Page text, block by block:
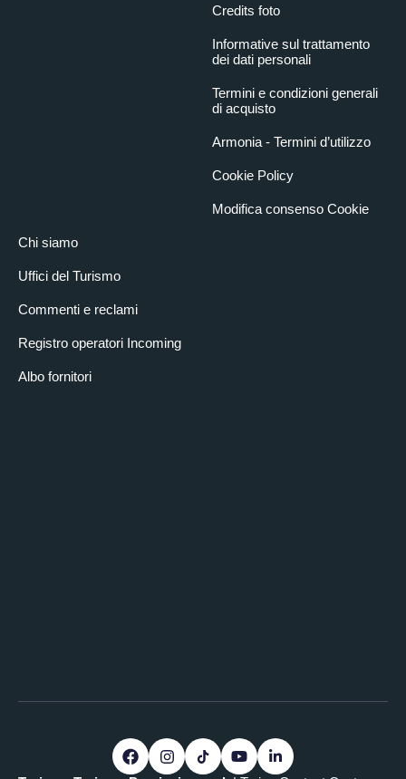
Chi siamo
Uffici del Turismo
Commenti e reclami
Registro operatori Incoming
Albo fornitori
Credits foto
Informative sul trattamento
dei dati personali
Termini e condizioni generali
di acquisto
Armonia - Termini d’utilizzo
Cookie Policy
Modifica consenso Cookie